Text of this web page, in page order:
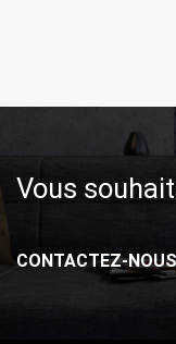
Vous
CONTACTEZ-NOUS